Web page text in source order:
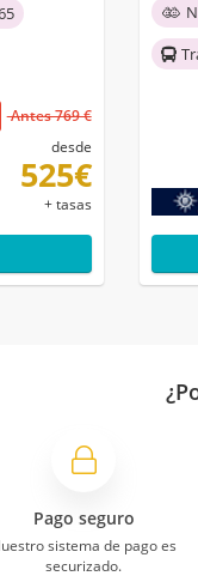
Antes 769 €
desde
525€
+ tasas
Pago seguro
sistema de pago es
securizado.